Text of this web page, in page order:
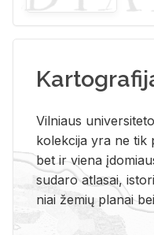
Vil­niaus
ko­lek­ci­ja yra ne tik
bet ir vie­na
su­da­ro at­la­sai,
niai že­mių pla­nai